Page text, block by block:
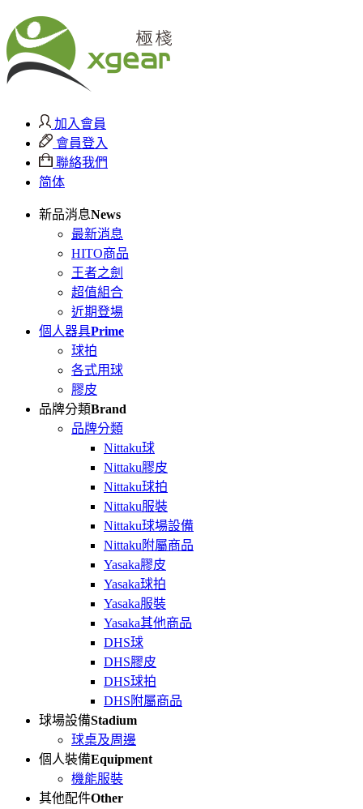
加入會員
會員登入
聯絡我們
简体
新品消息News
最新消息
HITO商品
王者之劍
超值組合
近期登場
個人器具Prime
球拍
各式用球
膠皮
品牌分類Brand
品牌分類
Nittaku球
Nittaku膠皮
Nittaku球拍
Nittaku服裝
Nittaku球場設備
Nittaku附屬商品
Yasaka膠皮
Yasaka球拍
Yasaka服裝
Yasaka其他商品
DHS球
DHS膠皮
DHS球拍
DHS附屬商品
球場設備Stadium
球桌及周邊
個人裝備Equipment
機能服裝
其他配件Other